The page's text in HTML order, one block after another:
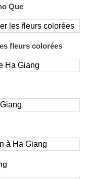
Que
fleurs colorées